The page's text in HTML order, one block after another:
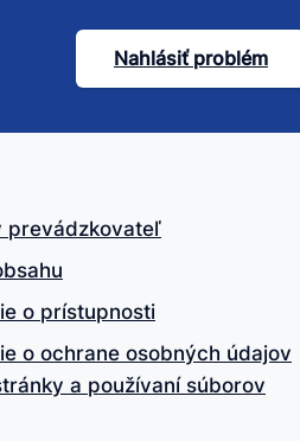
Nahlásiť problém
prevádzkovateľ
o prístupnosti
o ochrane osobných údajov
a používaní súborov